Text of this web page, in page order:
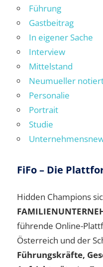
Führung
Gastbeitrag
In eigener Sache
Interview
Mittelstand
Neumueller
Personalie
Portrait
Studie
FiFo – Die
Hidden Champions
führende Online-
Österreich und der
Führungskräfte,